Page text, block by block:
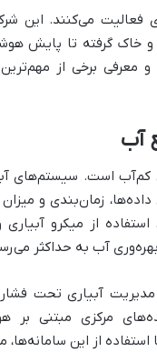
فعالیت می‌کنند. این
و خاک گرفته تا پایش
معرفی برخی از
آب
کم‌آب است. سیستم‌های
زمان‌بندی و میزان
از میکرو
آب به حداکثر
آبیاری تحت
مرکزی مبتنی